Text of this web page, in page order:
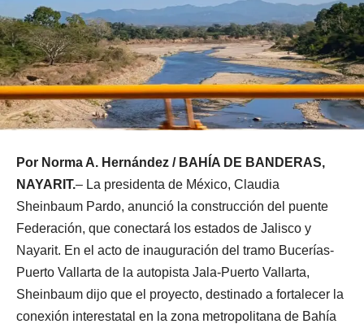
Por Norma A. Hernández / BAHÍA DE BANDERAS,
NAYARIT.– La presidenta de México, Claudia
Sheinbaum Pardo, anunció la construcción del puente
Federación, que conectará los estados de Jalisco y
Nayarit. En el acto de inauguración del tramo Bucerías-
Puerto Vallarta de la autopista Jala-Puerto Vallarta,
Sheinbaum dijo que el proyecto, destinado a fortalecer la
conexión interestatal en la zona metropolitana de Bahía